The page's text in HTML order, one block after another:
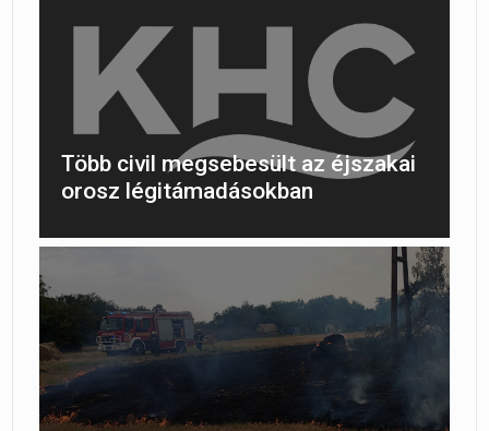
Több civil megsebesült az éjszakai
orosz légitámadásokban